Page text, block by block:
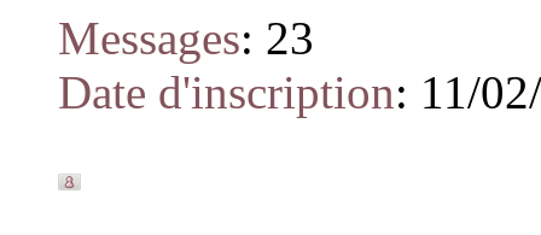
Messages: 23
Date d'inscription: 11/